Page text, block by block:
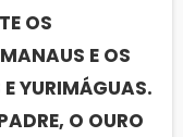
OS
E OS
YURIMÁGUAS.
O OURO